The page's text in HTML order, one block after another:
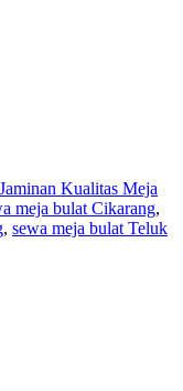
Kualitas Meja
meja bulat Cikarang,
, sewa meja bulat Teluk